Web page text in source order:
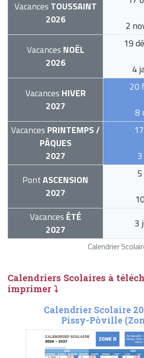
Calendrier
Vacances TOUSSAINT
2026
2
Vacances NOËL
2026
19
4
Vacances HIVER
2027
20
8
Vacances PRINTEMPS /
PÂQUES
2027
PontASCENSION
2027
Vacances ÉTÉ
2027
3
Calendriers Scolaires à
imprimer ⤵
Calendrier Scolaire
Pissy-Pôville